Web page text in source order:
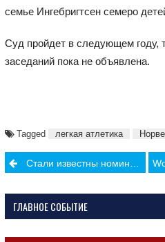
семье Ингебригтсен семеро
Суд пройдет в следующем году,
заседаний пока не объявлена.
Tagged легкая атлетика
PostСтали известны номинанты Best of FIFA Awards 2024
ГЛАВНОЕ СОБЫТИЕ